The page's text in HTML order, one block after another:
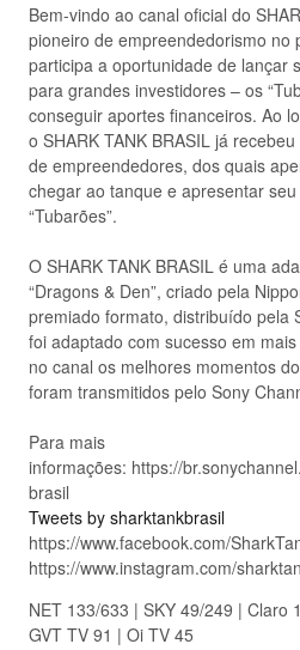
Bem-vindo ao canal oficial do
pioneiro de empreendedorismo no
participa a oportunidade de lançar
para grandes investidores – os
conseguir aportes financeiros. Ao
o SHARK TANK BRASIL já
de empreendedores, dos quais
chegar ao tanque e apresentar
“Tubarões”.
O SHARK TANK BRASIL é uma
“Dragons & Den”, criado pela
premiado formato, distribuído pela
foi adaptado com sucesso em
no canal os melhores momentos
foram transmitidos pelo Sony
Para mais
informações: https://
brasil
Tweets by sharktankbrasil
https://www.facebook.com/
https://www.instagram.com/
NET 133/633 | SKY 49/249 | Claro
GVT TV 91 | Oi TV 45